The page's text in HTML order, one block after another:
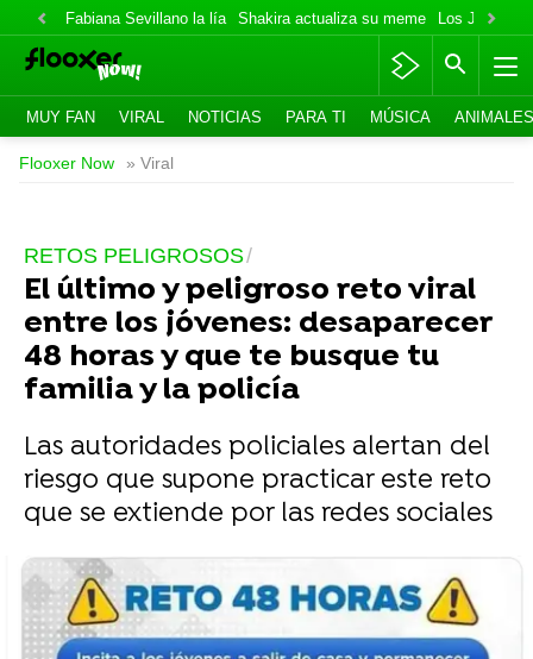
Fabiana Sevillano la lía Shakira actualiza su meme Los Jonas
MUY FAN VIRAL NOTICIAS PARA TI MÚSICA ANIMALES
Flooxer Now » Viral
RETOS PELIGROSOS
El último y peligroso reto viral
entre los jóvenes: desaparecer
48 horas y que te busque tu
familia y la policía
Las autoridades policiales alertan del
riesgo que supone practicar este reto
que se extiende por las redes sociales